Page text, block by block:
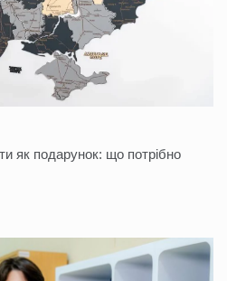
як подарунок: що потрібно